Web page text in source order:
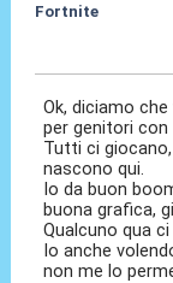
Fortnite
Ok, diciamo
per genitori con
Tutti ci
nascono qui.
Io da buon
buona grafica,
Qualcuno qua
Io anche
non me lo